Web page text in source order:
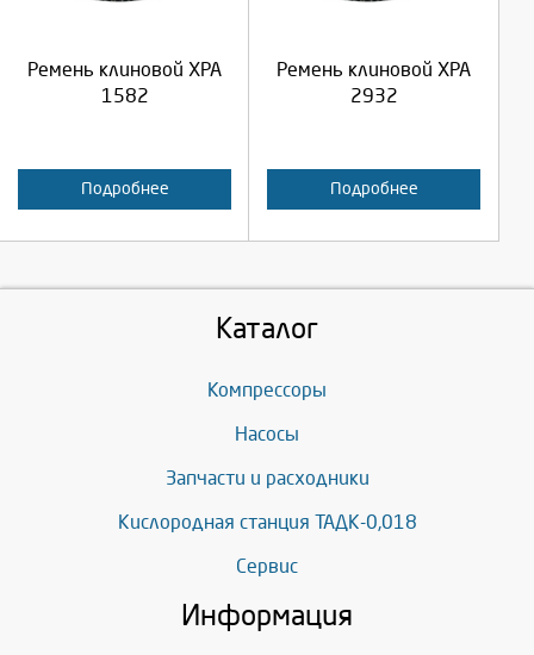
Ремень клиновой XPA
1582
Подробнее
Отмена
Ремень клиновой XPA
2932
Подробнее
Отмена
Каталог
Компрессоры
Насосы
Запчасти и расходники
Кислородная станция ТАДК-0,018
Сервис
Информация